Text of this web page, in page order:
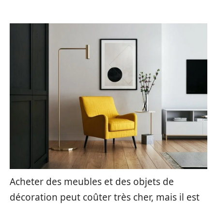
Acheter des meubles et des objets de
décoration peut coûter très cher, mais il est